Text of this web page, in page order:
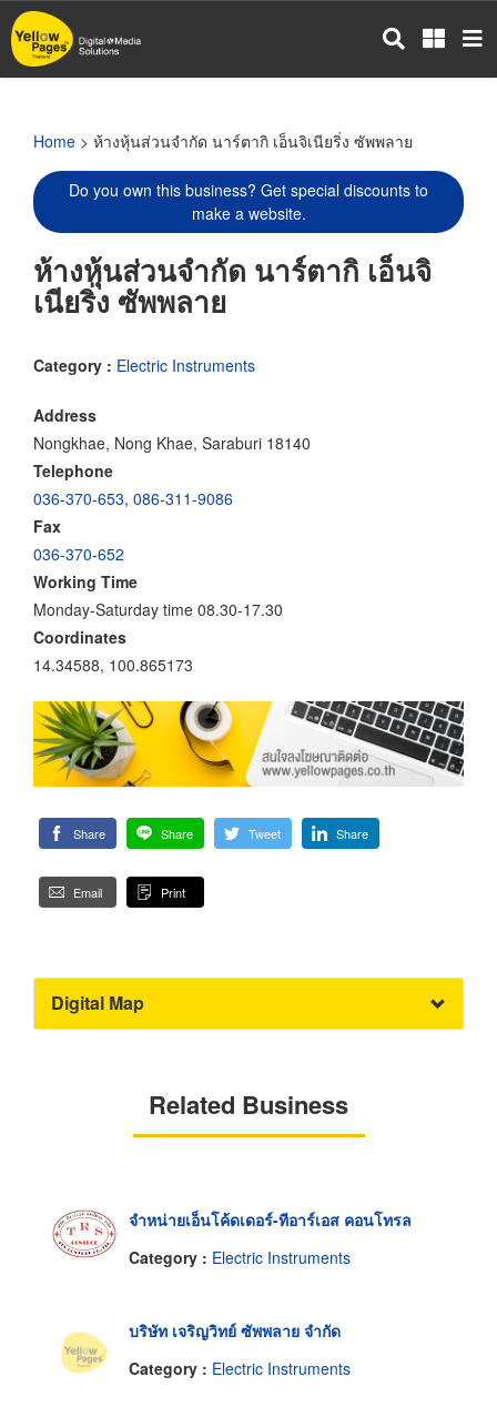
Skip
to
main
Home > ห้างหุ้นส่วนจำกัด นาร์ตากิ เอ็นจิเนียริ่ง ซัพพลาย
Do you own this business? Get special discounts to
make a website.
ห้างหุ้นส่วนจำกัด นาร์ตากิ เอ็นจิ
เนียริ่ง ซัพพลาย
Category : Electric Instruments
Address
Nongkhae, Nong Khae, Saraburi 18140
Telephone
036-370-653, 086-311-9086
Fax
036-370-652
Working Time
Monday-Saturday time 08.30-17.30
Coordinates
14.34588, 100.865173
Share Share Tweet Share
Email Print
Digital Map
Related Business
จำหน่ายเอ็นโค้ดเดอร์-ทีอาร์เอส คอนโทรล
Category : Electric Instruments
บริษัท เจริญวิทย์ ซัพพลาย จำกัด
Category : Electric Instruments